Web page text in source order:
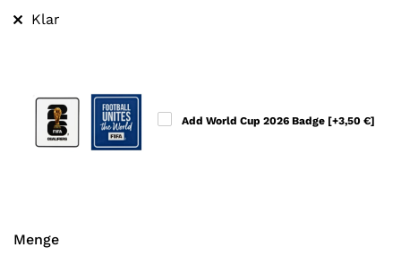
Klar
Add World Cup 2026 Badge [+3,50 €]
Menge